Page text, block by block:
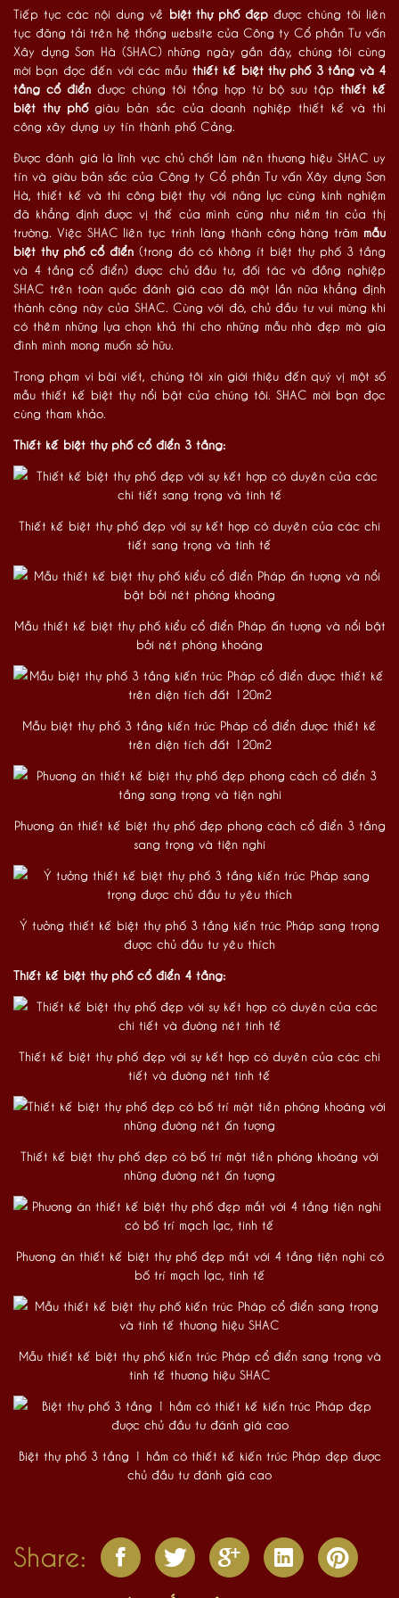
Tiếp tục các nội dung về biệt thự phố đẹp được chúng tôi liên
tục đăng tải trên hệ thống website của Công ty Cổ phần Tư vấn
Xây dựng Sơn Hà (SHAC) những ngày gần đây, chúng tôi cùng
mời bạn đọc đến với các mẫu thiết kế biệt thự phố 3 tầng và 4
tầng cổ điển được chúng tôi tổng hợp từ bộ sưu tập thiết kế
biệt thự phốgiàu bản sắc của doanh nghiệp thiết kế và thi
công xây dựng uy tín thành phố Cảng.
Được đánh giá là lĩnh vực chủ chốt làm nên thương hiệu SHAC uy
tín và giàu bản sắc của Công ty Cổ phần Tư vấn Xây dựng Sơn
Hà, thiết kế và thi công biệt thự với năng lực cùng kinh nghiệm
đã khẳng định được vị thế của mình cũng như niềm tin của thị
trường. Việc SHAC liên tục trình làng thành công hàng trăm mẫu
biệt thự phố cổ điển (trong đó có không ít biệt thự phố 3 tầng
và 4 tầng cổ điển) được chủ đầu tư, đối tác và đồng nghiệp
SHAC trên toàn quốc đánh giá cao đã một lần nữa khẳng định
thành công này của SHAC. Cùng với đó, chủ đầu tư vui mừng khi
có thêm những lựa chọn khả thi cho những mẫu nhà đẹp mà gia
đình mình mong muốn sở hữu.
Trong phạm vi bài viết, chúng tôi xin giới thiệu đến quý vị một số
mẫu thiết kế biệt thự nổi bật của chúng tôi. SHAC mời bạn đọc
cùng tham khảo.
Thiết kế biệt thự phố cổ điển 3 tầng:
Thiết kế biệt thự phố đẹp với sự kết hợp có duyên của các chi
tiết sang trọng và tinh tế
Mẫu thiết kế biệt thự phố kiểu cổ điển Pháp ấn tượng và nổi bật
bởi nét phóng khoáng
Mẫu biệt thự phố 3 tầng kiến trúc Pháp cổ điển được thiết kế
trên diện tích đất 120m2
Phương án thiết kế biệt thự phố đẹp phong cách cổ điển 3 tầng
sang trọng và tiện nghi
Ý tưởng thiết kế biệt thự phố 3 tầng kiến trúc Pháp sang trọng
được chủ đầu tư yêu thích
Thiết kế biệt thự phố cổ điển 4 tầng:
Thiết kế biệt thự phố đẹp với sự kết hợp có duyên của các chi
tiết và đường nét tinh tế
Thiết kế biệt thự phố đẹp có bố trí mặt tiền phóng khoáng với
những đường nét ấn tượng
Phương án thiết kế biệt thự phố đẹp mắt với 4 tầng tiện nghi có
bố trí mạch lạc, tinh tế
Mẫu thiết kế biệt thự phố kiến trúc Pháp cổ điển sang trọng và
tinh tế thương hiệu SHAC
Biệt thự phố 3 tầng 1 hầm có thiết kế kiến trúc Pháp đẹp được
chủ đầu tư đánh giá cao
Share: